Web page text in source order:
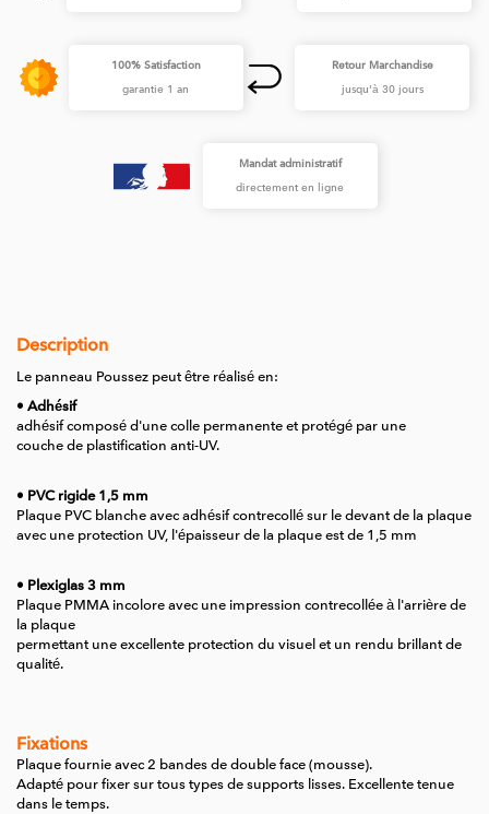
100% Satisfaction
garantie 1 an
Retour Marchandise
jusqu'à 30 jours
Mandat administratif
directement en ligne
Description
Le panneau Poussez peut être réalisé en:
• Adhésif
adhésif composé d'une colle permanente et protégé par une
couche de plastification anti-UV.
• PVC rigide 1,5 mm
Plaque PVC blanche avec adhésif contrecollé sur le devant de la plaque
avec une protection UV, l'épaisseur de la plaque est de 1,5 mm
• Plexiglas 3 mm
Plaque PMMA incolore avec une impression contrecollée à l'arrière de
la plaque
permettant une excellente protection du visuel et un rendu brillant de
qualité.
Fixations
Plaque fournie avec 2 bandes de double face (mousse).
Adapté pour fixer sur tous types de supports lisses. Excellente tenue
dans le temps.